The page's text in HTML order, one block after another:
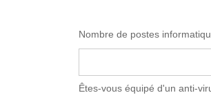
Nombre de postes
Êtes-vous équipé d'un anti-